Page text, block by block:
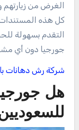
الغرض من زيارتهم
كل هذه المستندات
التقدم بسهولة
جورجيا دون أي
شركة رش دهانات
هل